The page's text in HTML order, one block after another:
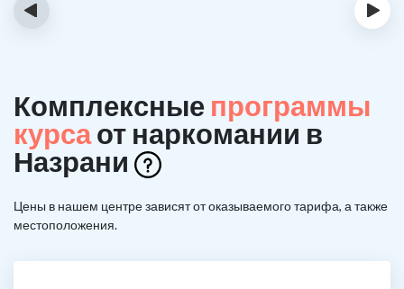
‹ ›
Комплексные программы
курсаот наркомании в
Назрани
Цены в нашем центре зависят от оказываемого тарифа, а также
местоположения.